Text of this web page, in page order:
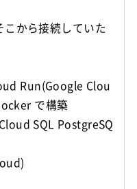
こから接続していた
Run(Google Clou
で構築
SQL PostgreSQ